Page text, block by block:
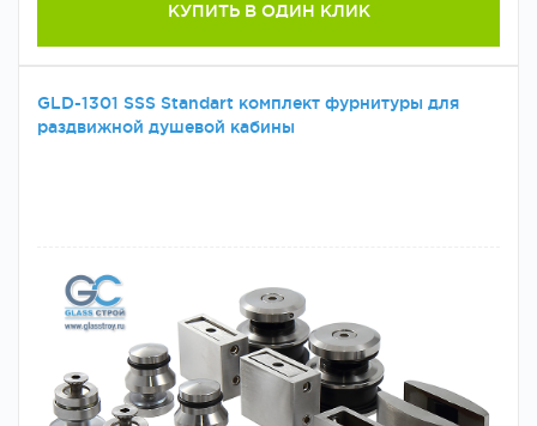
КУПИТЬ В ОДИН КЛИК
GLD-1301 SSS Standart комплект фурнитуры для
раздвижной душевой кабины